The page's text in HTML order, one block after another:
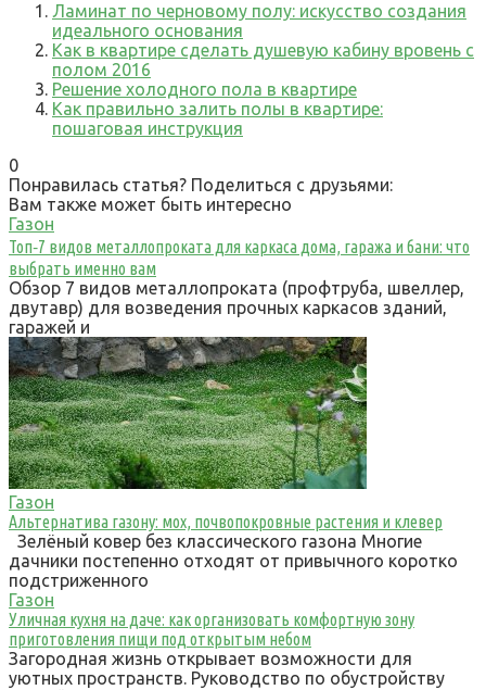
Ламинат по черновому полу: искусство создания
идеального основания
Как в квартире сделать душевую кабину вровень с
полом 2016
Решение холодного пола в квартире
Как правильно залить полы в квартире:
пошаговая инструкция
0
Понравилась статья? Поделиться с друзьями:
Вам также может быть интересно
Газон
Топ‑7 видов металлопроката для каркаса дома, гаража и бани: что
выбрать именно вам
Обзор 7 видов металлопроката (профтруба, швеллер,
двутавр) для возведения прочных каркасов зданий,
гаражей и
Газон
Альтернатива газону: мох, почвопокровные растения и клевер
Зелёный ковер без классического газона Многие
дачники постепенно отходят от привычного коротко
подстриженного
Газон
Уличная кухня на даче: как организовать комфортную зону
приготовления пищи под открытым небом
Загородная жизнь открывает возможности для
уютных пространств. Руководство по обустройству